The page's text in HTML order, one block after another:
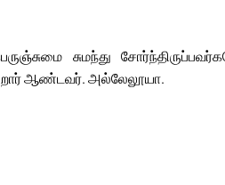
சுமந்து
ஆண்டவர். அல்லேலூயா.